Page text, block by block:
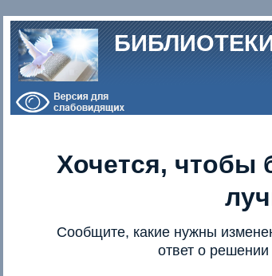
Перейти к основному содержанию
Хочется, чтобы
Сообщите, какие нужны
ответ о решении